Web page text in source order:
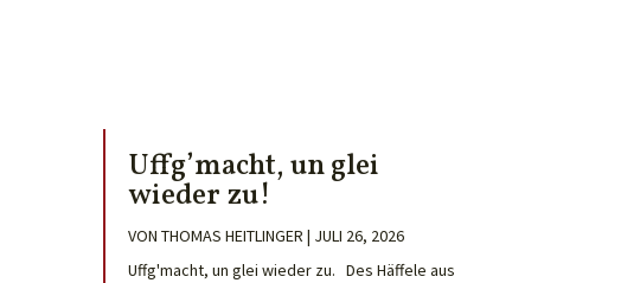
Uffg’macht, un glei
wieder zu!
VON THOMAS HEITLINGER | JULI 26, 2026
Uffg'macht, un glei wieder zu. Des Häffele aus